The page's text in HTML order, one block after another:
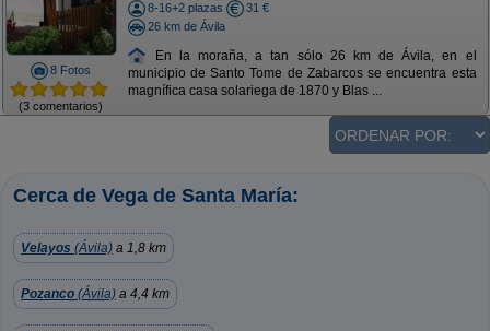
8 Fotos
(3 comentarios)
8-16+2 plazas
31 €
26 km de Ávila
En la moraña, a tan sólo 26 km de Ávila, en el
municipio de Santo Tome de Zabarcos se encuentra esta
magnífica casa solariega de 1870 y Blas ...
Cerca de Vega de Santa María:
Velayos (Ávila) a 1,8 km
Pozanco (Ávila) a 4,4 km